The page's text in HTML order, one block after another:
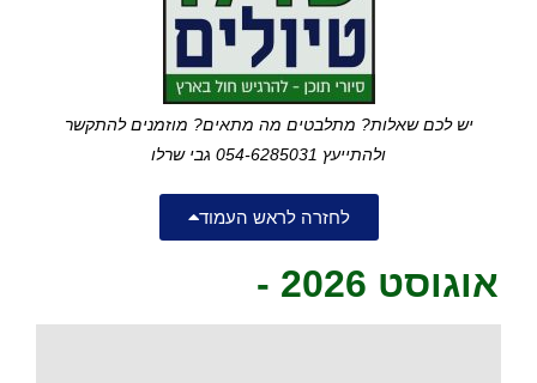
יש לכם שאלות? מתלבטים מה מתאים? מוזמנים להתקשר
ולהתייעץ 054-6285031 גבי שרלו
לחזרה לראש העמוד
אוגוסט 2026 -